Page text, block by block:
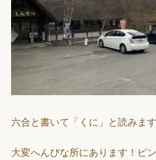
六合と書いて「くに」と読みま
大変へんぴな所にあります！ピ